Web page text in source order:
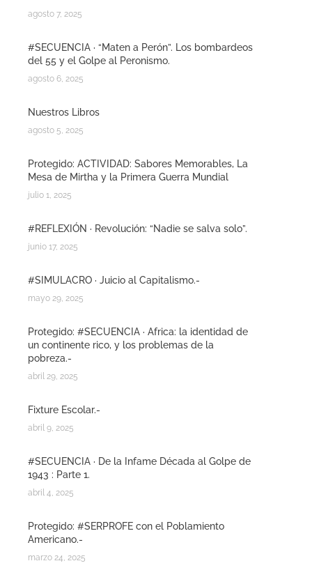
agosto 7, 2025
#SECUENCIA · “Maten a Perón”. Los bombardeos
del 55 y el Golpe al Peronismo.
agosto 6, 2025
Nuestros Libros
agosto 5, 2025
Protegido: ACTIVIDAD: Sabores Memorables, La
Mesa de Mirtha y la Primera Guerra Mundial
julio 1, 2025
#REFLEXIÓN · Revolución: “Nadie se salva solo”.
junio 17, 2025
#SIMULACRO · Juicio al Capitalismo.-
mayo 29, 2025
Protegido: #SECUENCIA · Africa: la identidad de
un continente rico, y los problemas de la
pobreza.-
abril 29, 2025
Fixture Escolar.-
abril 9, 2025
#SECUENCIA · De la Infame Década al Golpe de
1943 : Parte 1.
abril 4, 2025
Protegido: #SERPROFE con el Poblamiento
Americano.-
marzo 24, 2025